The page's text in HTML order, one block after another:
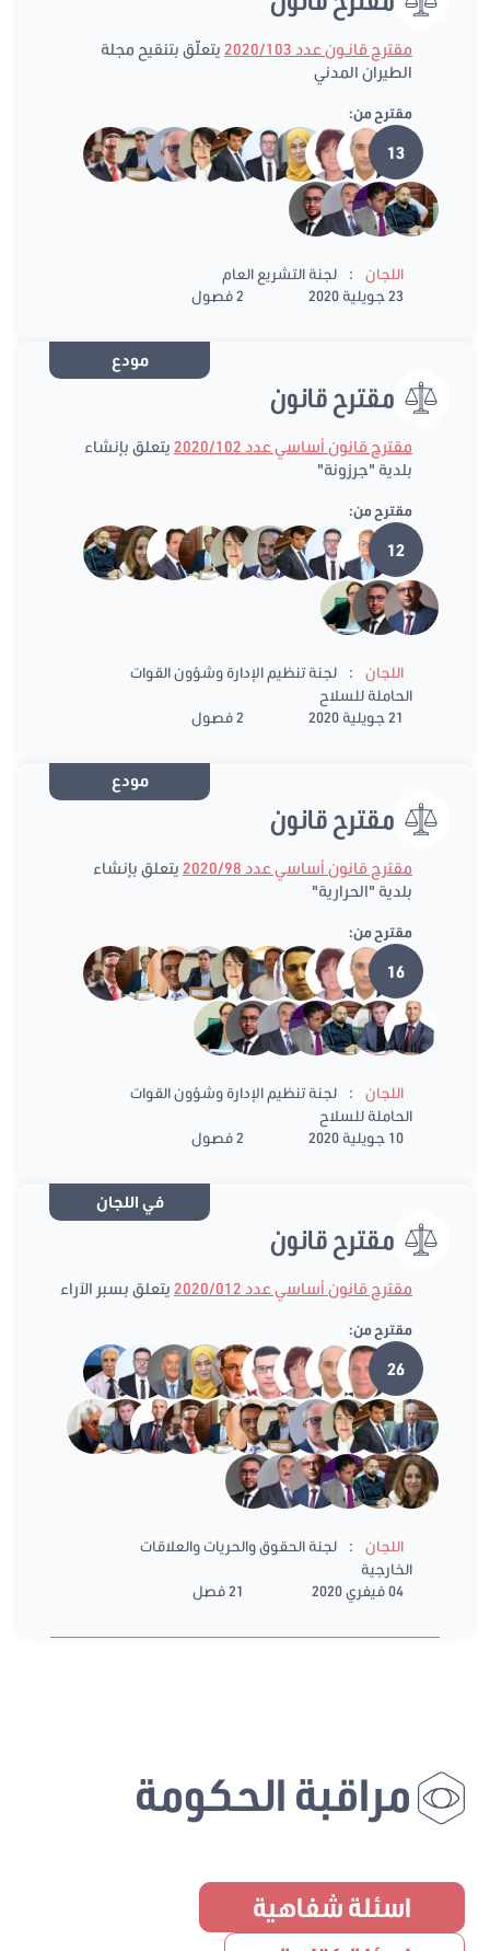
مقترح قانـون عدد 2020/103
يتعلّق بتنقيح مجلة
الطيران المدني
مقترح من:
13
اللجان :
لجنة التشريع العام
23 جويلية 2020
2 فصول
مودع
مقترح قانون
مقترح قانون أساسي عدد 2020/102
يتعلق بإنشاء
بلدية "جرزونة"
مقترح من:
12
اللجان :
لجنة تنظيم الإدارة وشؤون القوات
الحاملة للسلاح
21 جويلية 2020
2 فصول
مودع
مقترح قانون
مقترح قانون أساسي عدد 2020/98
يتعلق بإنشاء
بلدية "الحرارية"
مقترح من:
16
اللجان :
لجنة تنظيم الإدارة وشؤون القوات
الحاملة للسلاح
10 جويلية 2020
2 فصول
في اللجان
مقترح قانون
مقترح قانون أساسي عدد 2020/012 يتعلق بسبر الآراء
مقترح من:
26
اللجان :
لجنة الحقوق والحريات والعلاقات
الخارجية
04 فيفري 2020
21 فصل
مراقبة الحكومة
اسئلة شفاهية